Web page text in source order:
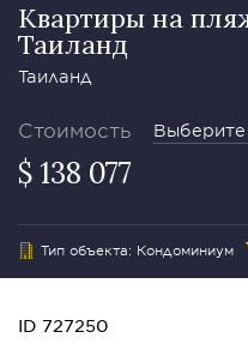
Квартиры на
Таиланд
Таиланд
Стоимость
$ 138 077
Тип объекта: Кондоминиум
ID 727250